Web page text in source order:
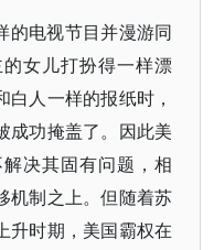
的电视节目并漫游同
女儿打扮得一样漂
人一样的报纸时，
成功掩盖了。因此美
决其固有问题，相
机制之上。但随着苏
升时期，美国霸权在